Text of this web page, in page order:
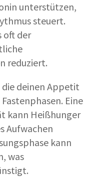
unterstützen,
steuert.
oft der
reduziert.
deinen Appetit
Eine
kann Heißhunger
Aufwachen
kann
was